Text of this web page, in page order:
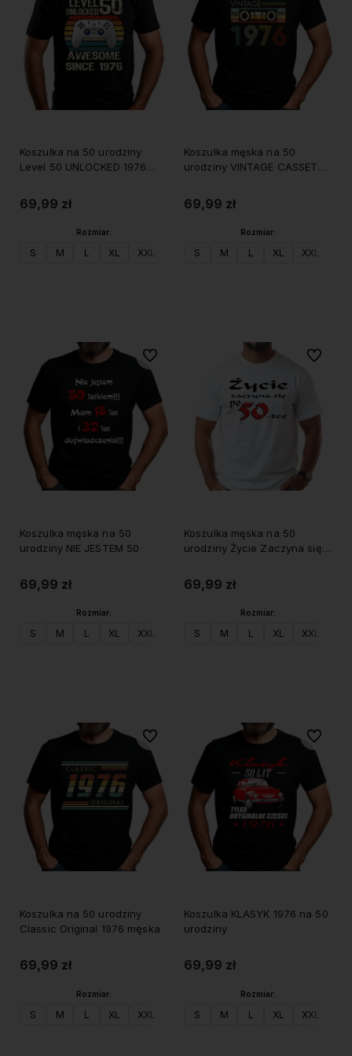
Koszulka na 50 urodziny
Level 50 UNLOCKED 1976
69,99 zł
Rozmiar:
S M L XL XXL
Koszulka męska na 50
urodziny VINTAGE CASSETTE
69,99 zł
Rozmiar:
S M L XL XXL
Koszulka męska na 50
urodziny NIE JESTEM 50
69,99 zł
Rozmiar:
S M L XL XXL
Do ulubionych
Koszulka męska na 50
urodziny Życie Zaczyna się
69,99 zł
Rozmiar:
S M L XL XXL
Do
Koszulka na 50 urodziny
Classic Original 1976 męska
69,99 zł
Rozmiar:
S M L XL XXL
Do ulubionych
Koszulka KLASYK 1976 na 50
urodziny
69,99 zł
Rozmiar:
S M L XL XXL
Do